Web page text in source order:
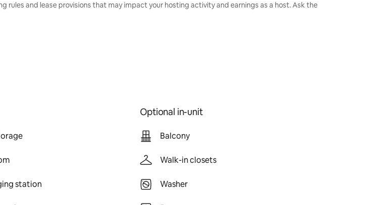
rules and lease provisions that may impact your hosting activity and earnings as a host. Ask the
station
Optional in-unit
Balcony
Walk-in closets
Washer